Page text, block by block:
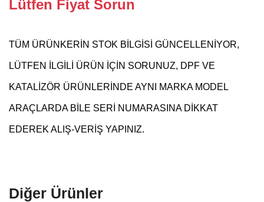
Lütfen Fiyat Sorun
TÜM ÜRÜNKERİN STOK BİLGİSİ GÜNCELLENİYOR,
LÜTFEN İLGİLİ ÜRÜN İÇİN SORUNUZ, DPF VE
KATALİZÖR ÜRÜNLERİNDE AYNI MARKA MODEL
ARAÇLARDA BİLE SERİ NUMARASINA DİKKAT
EDEREK ALIŞ-VERİŞ YAPINIZ.
Diğer Ürünler